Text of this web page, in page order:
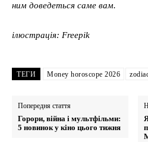
ним доведеться саме вам.
ілюстрація: Freepik
ТЕГИ Money horoscope 2026
Попередня стаття
Горори, війна і мультфільми:
5 новинок у кіно цього тижня